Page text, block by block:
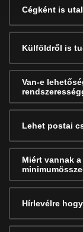
Cégként is
Külföldről is
Van-e
Lehet postai
Miért vannak
Hírlevélre